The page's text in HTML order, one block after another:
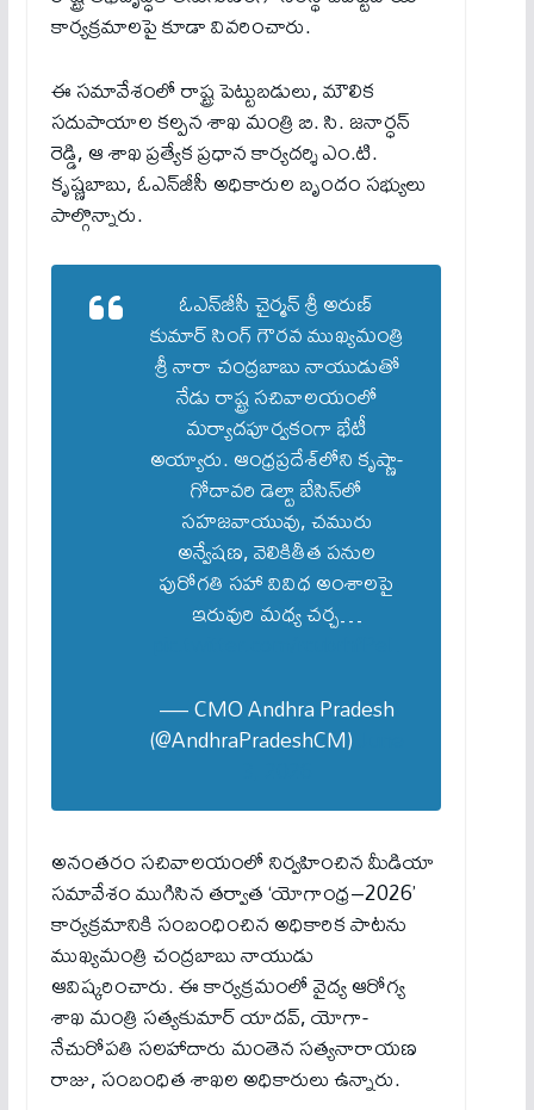
కార్యక్రమాలపై కూడా వివరించారు.
ఈ సమావేశంలో రాష్ట్ర పెట్టుబడులు, మౌలిక
సదుపాయాల కల్పన శాఖ మంత్రి బి. సి. జనార్ధన్
రెడ్డి, ఆ శాఖ ప్రత్యేక ప్రధాన కార్యదర్శి ఎం.టి.
కృష్ణబాబు, ఓఎన్‌జీసీ అధికారుల బృందం సభ్యులు
పాల్గొన్నారు.
ఓఎన్‌జీసీ చైర్మన్ శ్రీ అరుణ్
కుమార్ సింగ్ గౌరవ ముఖ్యమంత్రి
శ్రీ నారా చంద్రబాబు నాయుడుతో
నేడు రాష్ట్ర సచివాలయంలో
మర్యాదపూర్వకంగా భేటీ
అయ్యారు. ఆంధ్రప్రదేశ్‌లోని కృష్ణా-
గోదావరి డెల్టా బేసిన్‌లో
సహజవాయువు, చమురు
అన్వేషణ, వెలికితీత పనుల
పురోగతి సహా వివిధ అంశాలపై
ఇరువురి మధ్య చర్చ…
— CMO Andhra Pradesh
(@AndhraPradeshCM)
అనంతరం సచివాలయంలో నిర్వహించిన మీడియా
సమావేశం ముగిసిన తర్వాత ‘యోగాంధ్ర–2026’
కార్యక్రమానికి సంబంధించిన అధికారిక పాటను
ముఖ్యమంత్రి చంద్రబాబు నాయుడు
ఆవిష్కరించారు. ఈ కార్యక్రమంలో వైద్య ఆరోగ్య
శాఖ మంత్రి సత్యకుమార్ యాదవ్, యోగా-
నేచురోపతి సలహాదారు మంతెన సత్యనారాయణ
రాజు, సంబంధిత శాఖల అధికారులు ఉన్నారు.